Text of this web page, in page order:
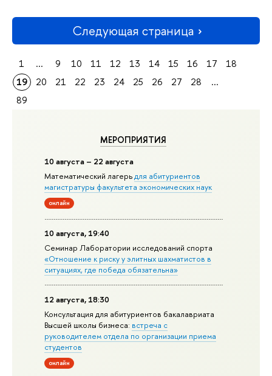
МЕРОПРИЯТИЯ
10 августа – 22 августа
Математический лагерьдля абитуриентов
магистратуры факультета экономических наук
онлайн
10 августа, 19:40
Семинар Лаборатории исследований спорта
«Отношение к риску у элитных шахматистов в
ситуациях, где победа обязательна»
12 августа, 18:30
Консультация для абитуриентов бакалавриата
Высшей школы бизнеса: встреча с
руководителем отдела по организации приема
студентов
онлайн
Следующая страница
1 ... 9 10 11 12 13 14 15 16 17
18
19
20 21 22 23 24 25 26 27 28
...
89